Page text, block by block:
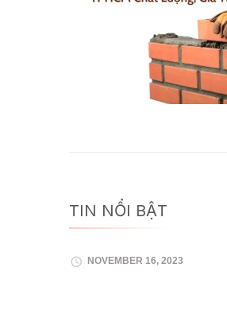
TIN NỔI BẬT
NOVEMBER 16, 2023